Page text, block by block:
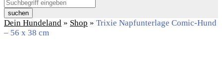
suchen
Dein Hundeland » Shop » Trixie Napfunterlage Comic-Hund
– 56 x 38 cm